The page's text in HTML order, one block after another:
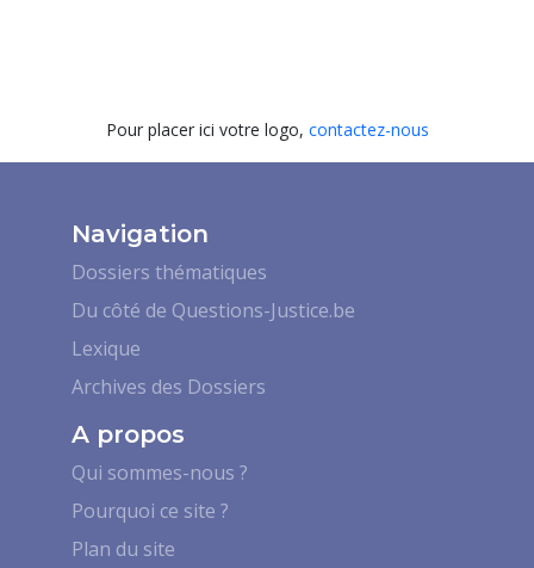
Pour placer ici votre logo, contactez-nous
Navigation
Dossiers thématiques
Du côté de Questions-Justice.be
Lexique
Archives des Dossiers
A propos
Qui sommes-nous ?
Pourquoi ce site ?
Plan du site